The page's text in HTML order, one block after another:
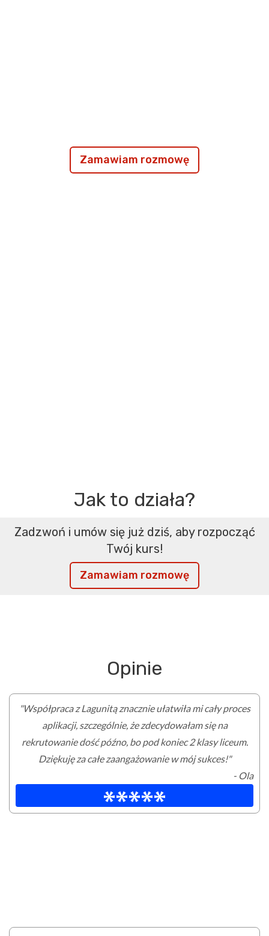
Zamawiam rozmowę
Jak to działa?
Zadzwoń i umów się już dziś, aby rozpocząć
Twój kurs!
Zamawiam rozmowę
Opinie
"Współpraca z Lagunitą znacznie ułatwiła mi cały proces
aplikacji, szczególnie, że zdecydowałam się na
rekrutowanie dość późno, bo pod koniec 2 klasy liceum.
Dziękuję za całe zaangażowanie w mój sukces!"
- Ola